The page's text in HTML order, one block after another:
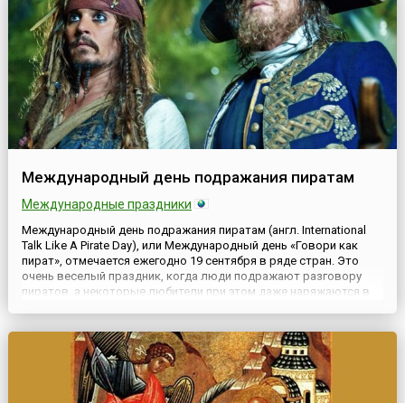
Международный день подражания пиратам
Международные праздники
Международный день подражания пиратам (англ. International
Talk Like A Pirate Day), или Международный день «Говори как
пират», отмечается ежегодно 19 сентября в ряде стран. Это
очень веселый праздник, когда люди подражают разговору
пиратов, а некоторые любители при этом даже наряжаются в